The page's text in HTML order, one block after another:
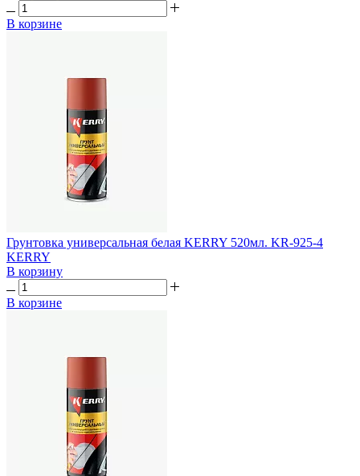
В корзине
Грунтовка универсальная белая KERRY 520мл. KR-925-4
KERRY
В корзину
В корзине